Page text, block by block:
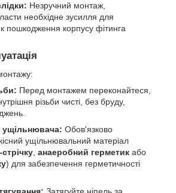
Незручний монтаж,
необхідне зусилля для
пошкодження корпусу фітинга
Перед монтажем переконайтеся,
різьби чисті, без бруду,
ущільнювача: Обов'язково
ущільнювальний матеріал
анаеробний герметик або
) для забезпечення герметичності